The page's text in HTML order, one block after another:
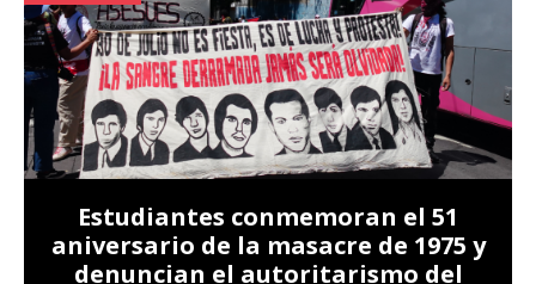
Estudiantes conmemoran el 51
aniversario de la masacre de 1975 y
denuncian el autoritarismo del